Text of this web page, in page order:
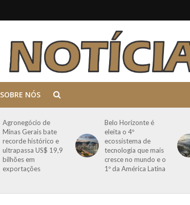
SOBRE NÓS
Agronegócio de
Minas Gerais bate
recorde histórico e
ultrapassa US$ 19,9
bilhões em
exportações
Belo Horizonte é
eleita o 4º
ecossistema de
tecnologia que mais
cresce no mundo e o
1º da América Latina